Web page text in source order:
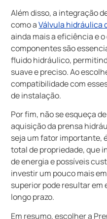
Além disso, a integração
como aVálvula hidráulica
ainda mais a eficiência e
componentes são
fluido hidráulico,
suave e preciso. Ao
compatibilidade com
de instalação.
Por fim, não se esqueça
aquisição da prensa
seja um fator importante,
total de propriedade, que
de energia e possíveis
investir um pouco mais
superior pode resultar
longo prazo.
Em resumo, escolher a